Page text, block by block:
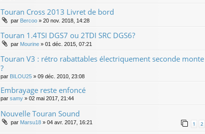
Touran Cross 2013 Livret de bord
par Bercoo » 20 nov. 2018, 14:28
Touran 1.4TSI DGS7 ou 2TDI SRC DGS6?
par Mourine » 01 déc. 2015, 07:21
Touran V3 : rétro rabattables électriquement seconde monte
?
par BILOU25 » 09 déc. 2010, 23:08
Embrayage reste enfoncé
par samy » 02 mai 2017, 21:44
Nouvelle Touran Sound
par Marsu18 » 04 avr. 2017, 16:21 1 2